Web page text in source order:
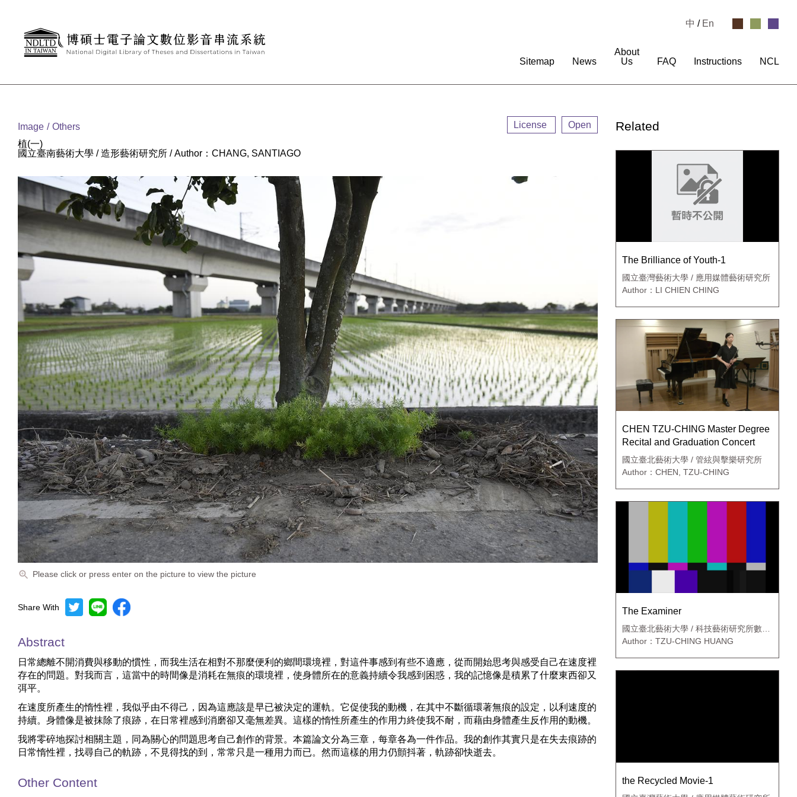
Sitemap News
About
Us
FAQ Instructions NCL
中 / En
Image
Others
植(一)
國立臺南藝術大學 / 造形藝術研究所 / Author：CHANG, SANTIAGO
License Open
Please click or press enter on the picture to view the picture
Share With
Abstract
日常總離不開消費與移動的慣性，而我生活在相對不那麼便利的鄉間環境裡，對這件事感到有些不適應，從而開始思考與感受自己在速度裡
存在的問題。對我而言，這當中的時間像是消耗在無痕的環境裡，使身體所在的意義持續令我感到困惑，我的記憶像是積累了什麼東西卻又
弭平。
在速度所產生的惰性裡，我似乎由不得己，因為這應該是早已被決定的運軌。它促使我的動機，在其中不斷循環著無痕的設定，以利速度的
持續。身體像是被抹除了痕跡，在日常裡感到消磨卻又毫無差異。這樣的惰性所產生的作用力終使我不耐，而藉由身體產生反作用的動機。
我將零碎地探討相關主題，同為關心的問題思考自己創作的背景。本篇論文分為三章，每章各為一件作品。我的創作其實只是在失去痕跡的
日常惰性裡，找尋自己的軌跡，不見得找的到，常常只是一種用力而已。然而這樣的用力仍顫抖著，軌跡卻快逝去。
Other Content
Related
The Brilliance of Youth-1
國立臺灣藝術大學 / 應用媒體藝術研究所
Author：LI CHIEN CHING
CHEN TZU-CHING Master Degree
Recital and Graduation Concert
國立臺北藝術大學 / 管絃與擊樂研究所
Author：CHEN, TZU-CHING
The Examiner
國立臺北藝術大學 / 科技藝術研究所數位
藝術創作組
Author：TZU-CHING HUANG
the Recycled Movie-1